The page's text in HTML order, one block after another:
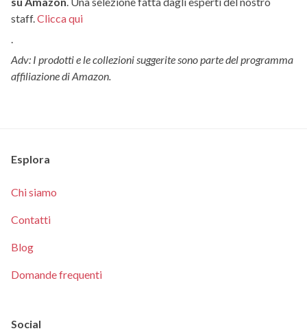
staff.Clicca qui
.
Adv: I prodotti e le collezioni suggerite sono parte del programma
affiliazione di Amazon.
Esplora
Chi siamo
Contatti
Blog
Domande frequenti
Social